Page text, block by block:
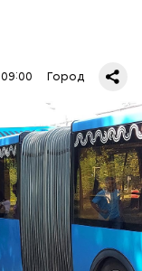
Город
не
тебя
19 лет.